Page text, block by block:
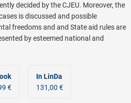
decided by the CJEU. Moreover, the
is discussed and possible
freedoms and and State aid rules are
by esteemed national and
€
In LinDa
131,00 €